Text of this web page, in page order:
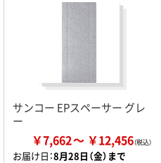
サンコー EPスペーサー グレ
ー
￥7,662 ￥12,456
お届け日：8月28日（金）まで